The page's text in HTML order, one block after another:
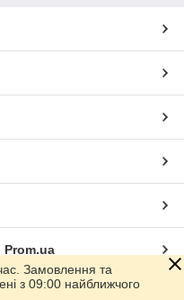
Prom.ua
Замовлення та
з 09:00 найближчого